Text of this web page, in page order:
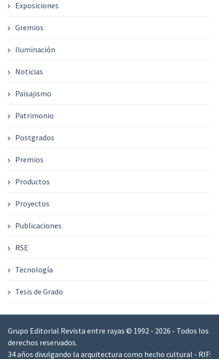
Exposiciones
Gremios
Iluminación
Noticias
Paisajismo
Patrimonio
Postgrados
Premios
Productos
Proyectos
Publicaciones
RSE
Tecnología
Tesis de Grado
Grupo Editorial Revista entre rayas © 1992 - 2026 - Todos los
derechos reservados.
34 años divulgando la arquitectura como hecho cultural - RIF: